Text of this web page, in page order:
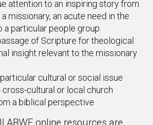
attention to an inspiring story from
missionary, an acute need in the
a particular people group
of Scripture for theological
insight relevant to the missionary
cultural or social issue
cultural or local church
a biblical perspective